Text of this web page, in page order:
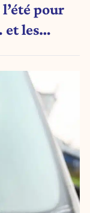
pour
et les